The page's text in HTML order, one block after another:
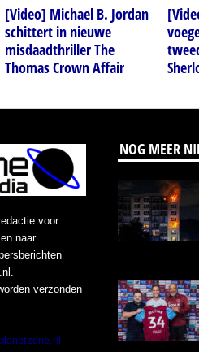
[Video] Michael B. Jordan
schittert in nieuwe
misdaadthriller The
Thomas Crown Affair
voor
naar
verzonden
NOG MEER